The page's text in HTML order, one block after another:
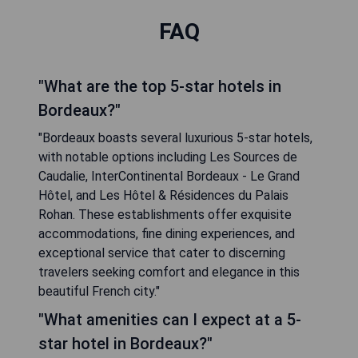
FAQ
"What are the top 5-star hotels in
Bordeaux?"
"Bordeaux boasts several luxurious 5-star hotels,
with notable options including Les Sources de
Caudalie, InterContinental Bordeaux - Le Grand
Hôtel, and Les Hôtel & Résidences du Palais
Rohan. These establishments offer exquisite
accommodations, fine dining experiences, and
exceptional service that cater to discerning
travelers seeking comfort and elegance in this
beautiful French city."
"What amenities can I expect at a 5-
star hotel in Bordeaux?"